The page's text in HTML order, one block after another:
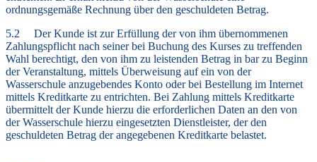
ordnungsgemäße Rechnung über den geschuldeten Betrag.
5.2 Der Kunde ist zur Erfüllung der von ihm übernommenen
Zahlungspflicht nach seiner bei Buchung des Kurses zu treffenden
Wahl berechtigt, den von ihm zu leistenden Betrag in bar zu Beginn
der Veranstaltung, mittels Überweisung auf ein von der
Wasserschule anzugebendes Konto oder bei Bestellung im Internet
mittels Kreditkarte zu entrichten. Bei Zahlung mittels Kreditkarte
übermittelt der Kunde hierzu die erforderlichen Daten an den von
der Wasserschule hierzu eingesetzten Dienstleister, der den
geschuldeten Betrag der angegebenen Kreditkarte belastet.